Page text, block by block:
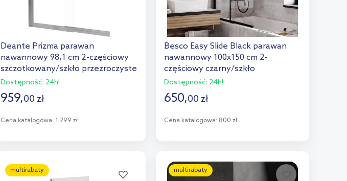
Deante Prizma parawan
nawannowy 98,1 cm 2-częściowy
szczotkowany/szkło przezroczyste
KTJ_F73R
Dostępność: 24h!
959,00 zł
Cena katalogowa: 1 299 zł
Dodaj do porównania
Besco Easy Slide Black parawan
nawannowy 100x150 cm 2-
częściowy czarny/szkło
przezroczyste PESB-2S
Dostępność: 24h!
650,00 zł
Cena katalogowa: 800 zł
Dodaj do porównania
multirabaty multirabaty